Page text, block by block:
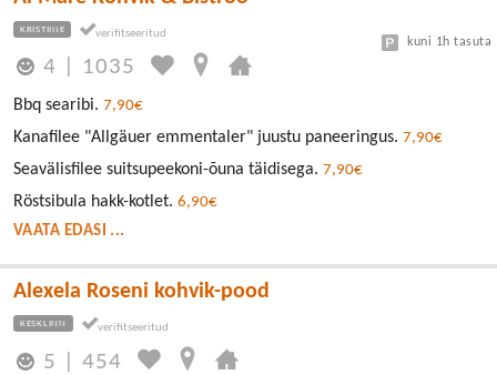
KRISTIINE
4 1035
kuni 1h tasuta
Bbq searibi. 7,90€
Kanafilee "Allgäuer emmentaler" juustu paneeringus. 7,90€
Seavälisfilee suitsupeekoni-õuna täidisega. 7,90€
Röstsibula hakk-kotlet. 6,90€
VAATA EDASI ...
Alexela Roseni kohvik-pood
KESKLINN
5 |454